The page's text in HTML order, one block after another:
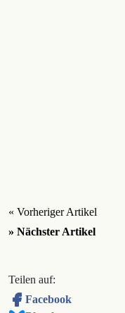
« Vorheriger Artikel
» Nächster Artikel
Teilen auf:
Facebook